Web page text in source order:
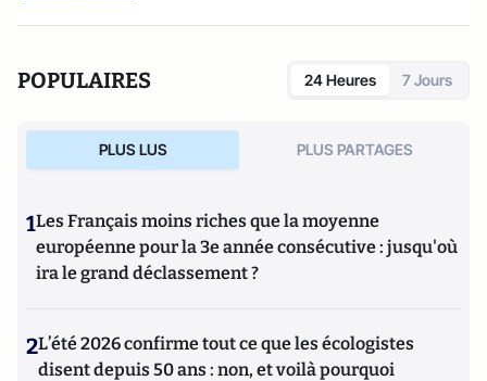
POPULAIRES 24 Heures 7 Jours
PLUS LUS PLUS PARTAGES
1Les Français moins riches que la moyenne
européenne pour la 3e année consécutive : jusqu'où
ira le grand déclassement ?
2L’été 2026 confirme tout ce que les écologistes
disent depuis 50 ans : non, et voilà pourquoi